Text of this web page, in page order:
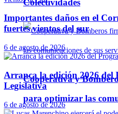
Colectividades
Cooperativa y
para optimizar las
Importantes daños en el
fuertes vientos del sur
6 de agosto de 2026
Arranca la edición 2026 del
Legislativa
6 de agosto de 2026